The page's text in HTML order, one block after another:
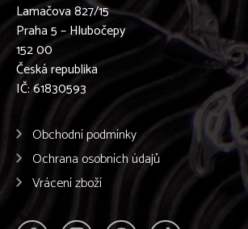
Lamačova 827/15
Praha 5 – Hlubočepy
152 00
Česká republika
IČ: 61830593
Obchodní podmínky
Ochrana osobních údajů
Vrácení zboží